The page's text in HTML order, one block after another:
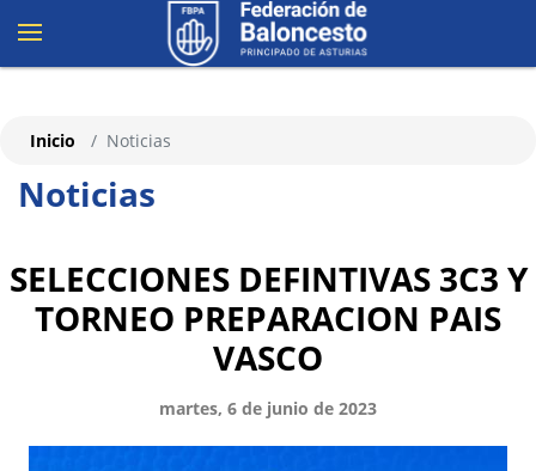
Noticias
Inicio Noticias
SELECCIONES DEFINTIVAS 3C3 Y
TORNEO PREPARACION PAIS
VASCO
martes, 6 de junio de 2023